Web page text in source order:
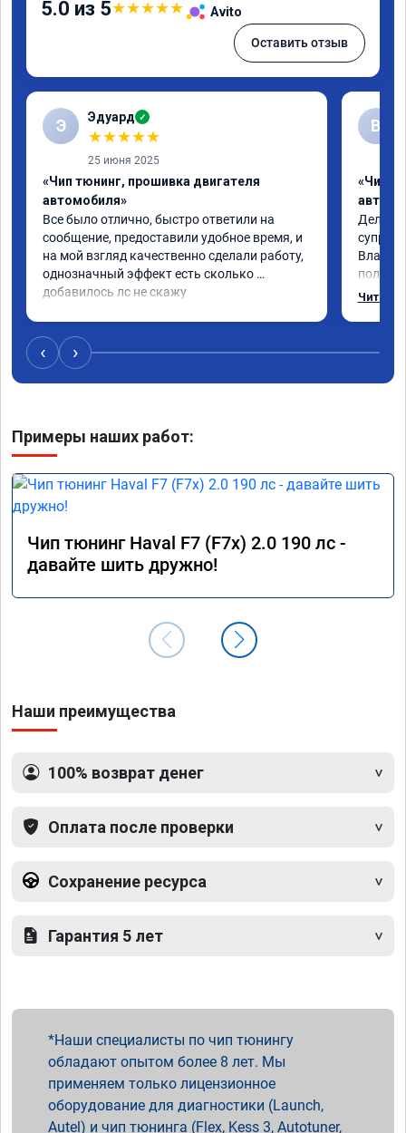
5.0 из 5★★★★★ Avito
Оставить отзыв
Э Эдуард ✓
★★★★★
25 июня 2025
«Чип тюнинг, прошивка двигателя
автомобиля»
Все было отлично, быстро ответили на
сообщение, предоставили удобное время, и
на мой взгляд качественно сделали работу,
однозначный эффект есть сколько
добавилось лс не скажу
В
«Чип
Делал
Читать
‹ ›
Примеры наших работ:
Чип тюнинг Haval F7 (F7x) 2.0 190 лс -
давайте шить дружно!
Наши преимущества
100% возврат денег
Оплата после проверки
Сохранение ресурса
Гарантия 5 лет
Наши специалисты по чип тюнингу
обладают опытом более 8 лет. Мы
применяем только лицензионное
оборудование для диагностики (Launch,
Autel) и чип тюнинга (Flex, Kess 3, Autotuner,